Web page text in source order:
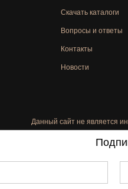
Скачать каталоги
Вопросы и ответы
Контакты
Новости
Данный сайт не является